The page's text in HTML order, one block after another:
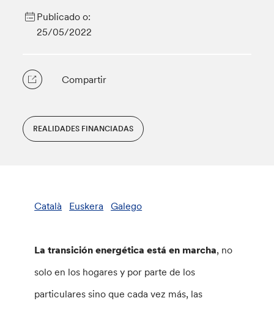
Publicado o:
25/05/2022
Compartir
REALIDADES FINANCIADAS
Català Euskera Galego
La transición energética está en marcha, no
solo en los hogares y por parte de los
particulares sino que cada vez más, las